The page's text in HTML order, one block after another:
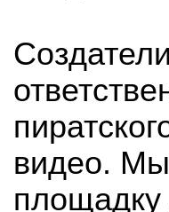
видео. Мы